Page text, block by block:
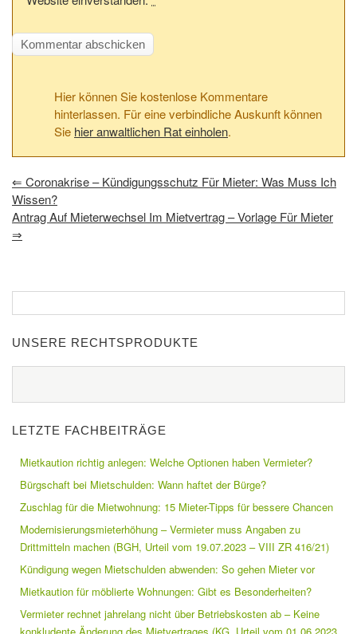
Hier können Sie kostenlose Kommentare
hinterlassen. Für eine verbindliche Auskunft können
Sie hier anwaltlichen Rat einholen.
⇐ Coronakrise – Kündigungsschutz Für Mieter: Was Muss Ich
Wissen?
Antrag Auf Mieterwechsel Im Mietvertrag – Vorlage Für Mieter
⇒
UNSERE RECHTSPRODUKTE
LETZTE FACHBEITRÄGE
Mietkaution richtig anlegen: Welche Optionen haben Vermieter?
Bürgschaft bei Mietschulden: Wann haftet der Bürge?
Zuschlag für die Mietwohnung: 15 Mieter-Tipps für bessere Chancen
Modernisierungsmieterhöhung – Vermieter muss Angaben zu
Drittmitteln machen (BGH, Urteil vom 19.07.2023 – VIII ZR 416/21)
Kündigung wegen Mietschulden abwenden: So gehen Mieter vor
Mietkaution für möblierte Wohnungen: Gibt es Besonderheiten?
Vermieter rechnet jahrelang nicht über Betriebskosten ab – Keine